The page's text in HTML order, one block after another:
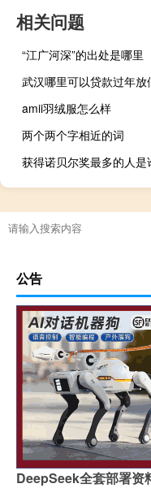
相关问题
“江广河深”的出处是哪里
武汉哪里可以贷款过年放
amii羽绒服怎么样
两个两个字相近的词
获得诺贝尔奖最多的人是
公告
DeepSeek全套部署资